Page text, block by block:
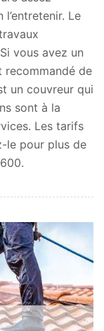
Le
vous avez un
recommandé de
un couvreur qui
sont à la
Les tarifs
le pour plus de